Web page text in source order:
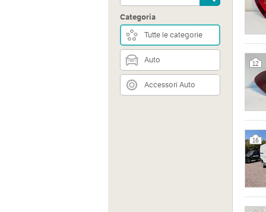
Categoria
Tutte le categorie
Auto
Accessori Auto
12
16